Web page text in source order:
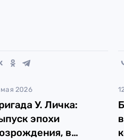
мая 2026
У. Личка:
эпохи
в